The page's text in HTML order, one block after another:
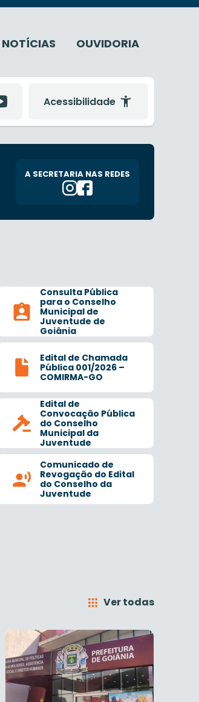
NOTÍCIAS OUVIDORIA
Acessibilidade
A SECRETARIA NAS REDES
Consulta Pública
para o Conselho
Municipal de
Juventude de
Goiânia
Edital de Chamada
Pública 001/2026 –
COMIRMA-GO
Edital de
Convocação Pública
do Conselho
Municipal da
Juventude
Comunicado de
Revogação do Edital
do Conselho da
Juventude
Ver todas